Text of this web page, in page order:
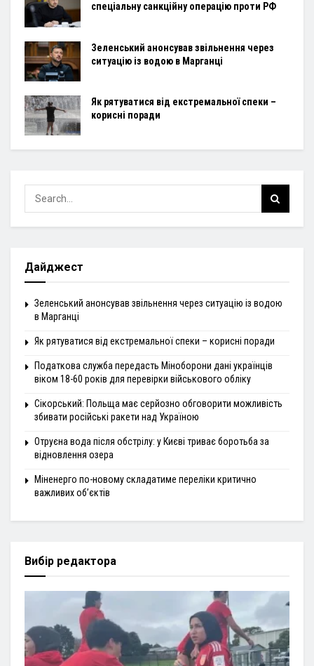
спеціальну санкційну операцію проти РФ
Зеленський анонсував звільнення через
ситуацію із водою в Марганці
Як рятуватися від екстремальної спеки –
корисні поради
Дайджест
Зеленський анонсував звільнення через ситуацію із водою
в Марганці
Як рятуватися від екстремальної спеки – корисні поради
Податкова служба передасть Міноборони дані українців
віком 18-60 років для перевірки військового обліку
Сікорський: Польща має серйозно обговорити можливість
збивати російські ракети над Україною
Отруєна вода після обстрілу: у Києві триває боротьба за
відновлення озера
Міненерго по-новому складатиме переліки критично
важливих об’єктів
Вибір редактора